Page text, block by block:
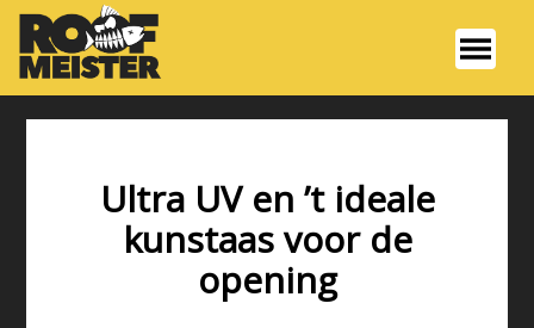
Ultra UV en ’t ideale
kunstaas voor de
opening